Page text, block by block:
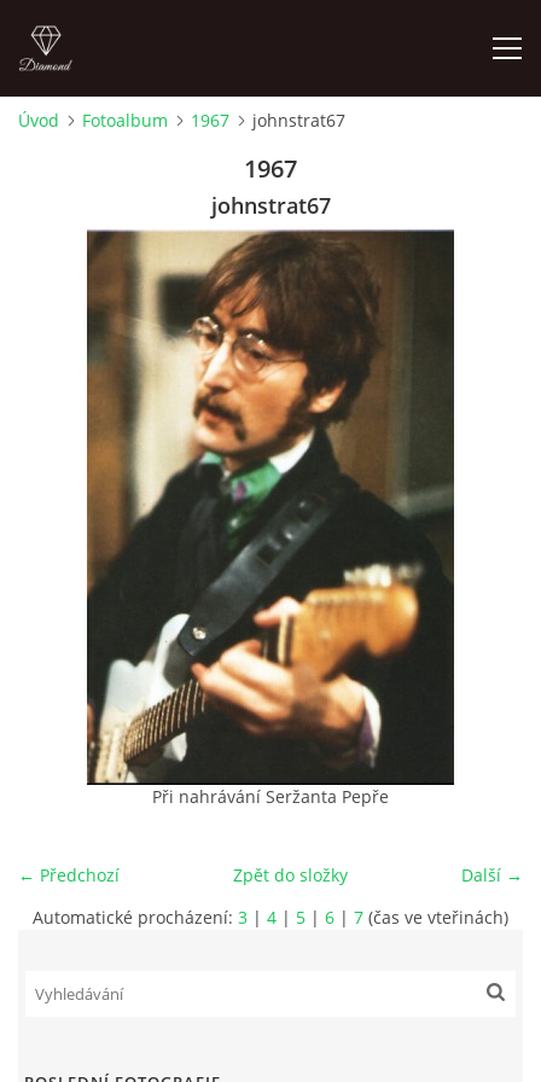
HISTORIE - JAK TO ZAČALO
HISTORIE - BEATLEMANIE
HISTORIE - SERŽANT PEPŘ
HISTORIE - KONEC LEGENDY
HISTORIE - ...PO BEATLES
NÁSTROJE - LENNON
NÁSTROJE - LENNON II
NÁSTROJE - MCCARTNEY
NÁSTROJE - HARRISON
Úvod Fotoalbum 1967 johnstrat67
1967
johnstrat67
Při nahrávání Seržanta Pepře
← Předchozí Další →
Zpět do složky
Automatické procházení: 3 | 4 | 5 | 6 | 7 (čas ve vteřinách)